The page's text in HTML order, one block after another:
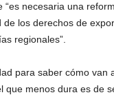
necesaria una
los derechos de
regionales”.
para saber cómo van
que menos dura es de